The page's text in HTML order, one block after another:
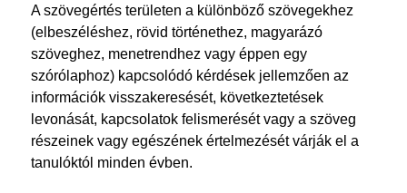
A szövegértés területen a különböző szövegekhez
(elbeszéléshez, rövid történethez, magyarázó
szöveghez, menetrendhez vagy éppen egy
szórólaphoz) kapcsolódó kérdések jellemzően az
információk visszakeresését, következtetések
levonását, kapcsolatok felismerését vagy a szöveg
részeinek vagy egészének értelmezését várják el a
tanulóktól minden évben.